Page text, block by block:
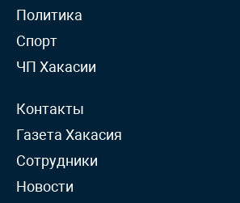
Политика
Спорт
ЧП Хакасии
Контакты
Газета Хакасия
Сотрудники
Новости